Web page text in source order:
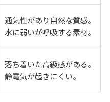
通気性があり自然な質感。
水に弱いが呼吸する素材。
落ち着いた高級感がある。
静電気が起きにくい。